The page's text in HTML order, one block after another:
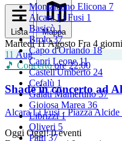
Montalbano Elicona 7
Alcara Li Fusi 1
Basicò 1
Brolo 37
Capo d'Orlando 18
Capri Leone 11
Castell'Umberto 24
Cefalù 1
Galati Mamertino 37
Gioiosa Marea 36
Librizzi 1
Oliveri 5
Patti 37
Lista Mappa
Martedì 11 Agosto Fra 4 giorni
11 Aug
🎵 Concerto ore 22:00
Shade in concerto ad
Alcara Li Fusi · Piazza Alcide
Oggi Oggi! 0 eventi